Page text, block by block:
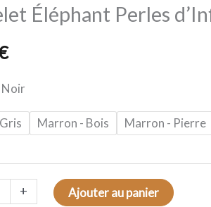
Éléphant Perles
Noir
Gris Marron - Bois Marron - Pierre
+ Ajouter au panier